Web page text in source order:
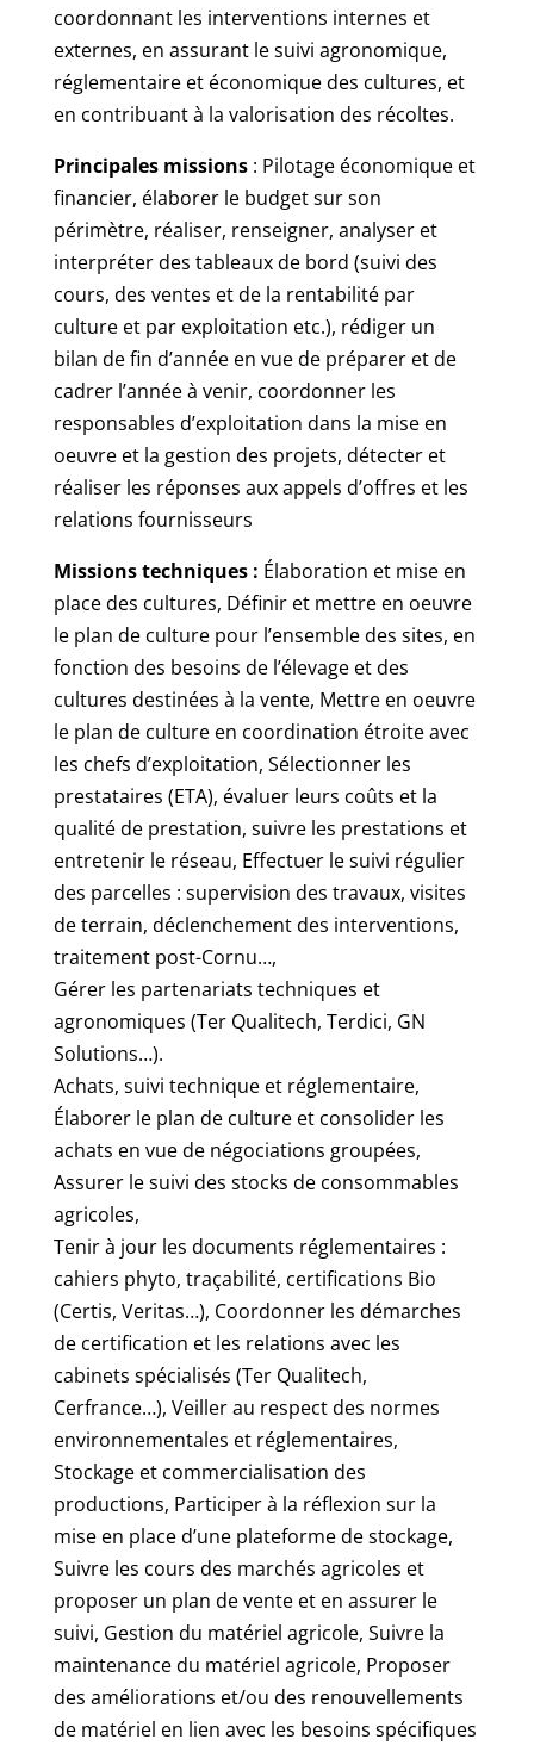
coordonnant les interventions internes et
externes, en assurant le suivi agronomique,
réglementaire et économique des cultures, et
en contribuant à la valorisation des récoltes.
Principales missions: Pilotage économique et
financier, élaborer le budget sur son
périmètre, réaliser, renseigner, analyser et
interpréter des tableaux de bord (suivi des
cours, des ventes et de la rentabilité par
culture et par exploitation etc.), rédiger un
bilan de fin d’année en vue de préparer et de
cadrer l’année à venir, coordonner les
responsables d’exploitation dans la mise en
oeuvre et la gestion des projets, détecter et
réaliser les réponses aux appels d’offres et les
relations fournisseurs
Missions techniques : Élaboration et mise en
place des cultures, Définir et mettre en oeuvre
le plan de culture pour l’ensemble des sites, en
fonction des besoins de l’élevage et des
cultures destinées à la vente, Mettre en oeuvre
le plan de culture en coordination étroite avec
les chefs d’exploitation, Sélectionner les
prestataires (ETA), évaluer leurs coûts et la
qualité de prestation, suivre les prestations et
entretenir le réseau, Effectuer le suivi régulier
des parcelles : supervision des travaux, visites
de terrain, déclenchement des interventions,
traitement post-Cornu…,
Gérer les partenariats techniques et
agronomiques (Ter Qualitech, Terdici, GN
Solutions…).
Achats, suivi technique et réglementaire,
Élaborer le plan de culture et consolider les
achats en vue de négociations groupées,
Assurer le suivi des stocks de consommables
agricoles,
Tenir à jour les documents réglementaires :
cahiers phyto, traçabilité, certifications Bio
(Certis, Veritas…), Coordonner les démarches
de certification et les relations avec les
cabinets spécialisés (Ter Qualitech,
Cerfrance…), Veiller au respect des normes
environnementales et réglementaires,
Stockage et commercialisation des
productions, Participer à la réflexion sur la
mise en place d’une plateforme de stockage,
Suivre les cours des marchés agricoles et
proposer un plan de vente et en assurer le
suivi, Gestion du matériel agricole, Suivre la
maintenance du matériel agricole, Proposer
des améliorations et/ou des renouvellements
de matériel en lien avec les besoins spécifiques